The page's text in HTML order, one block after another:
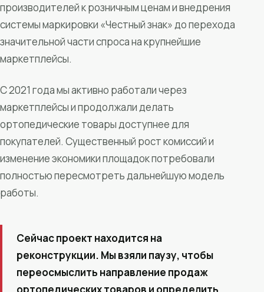
производителей к розничным ценам и внедрения
системы маркировки «Честный знак» до перехода
значительной части спроса на крупнейшие
маркетплейсы.
С 2021 года мы активно работали через
маркетплейсы и продолжали делать
ортопедические товары доступнее для
покупателей. Существенный рост комиссий и
изменение экономики площадок потребовали
полностью пересмотреть дальнейшую модель
работы.
Сейчас проект находится на
реконструкции. Мы взяли паузу, чтобы
переосмыслить направление продаж